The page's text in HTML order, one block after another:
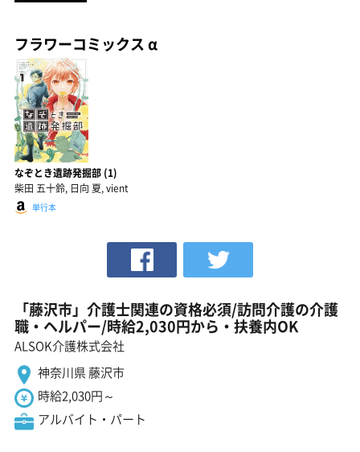
フラワーコミックス α
なぞとき遺跡発掘部 (1)
柴田 五十鈴, 日向 夏, vient
単行本
「藤沢市」介護士関連の資格必須/訪問介護の介護
職・ヘルパー/時給2,030円から・扶養内OK
ALSOK介護株式会社
神奈川県 藤沢市
時給2,030円～
アルバイト・パート